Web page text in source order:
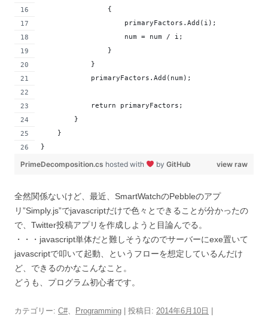
                {
                    primaryFactors.Add(i);
                    num = num / i;
                }
            }
            primaryFactors.Add(num);
            return primaryFactors;
        }
    }
}
view raw
PrimeDecomposition.cs hosted with by GitHub
全然関係ないけど、最近、SmartWatchのPebbleのアプ
リ”Simply.js”でjavascriptだけで色々とできることが分かったの
で、Twitter投稿アプリを作成しようと目論んでる。
・・・javascript単体だと難しそうなのでサーバーにexe置いて
javascriptで叩いて起動、というフローを想定しているんだけ
ど、できるのかなこんなこと。
どうも、プログラム初心者です。
カテゴリー: C#、 Programming | 投稿日: 2014年6月10日